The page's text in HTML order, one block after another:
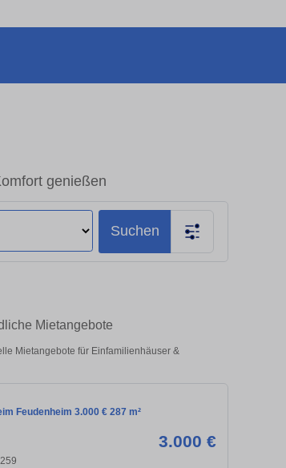
genießen
Suchen
Mietangebote
Mietangebote für Einfamilienhäuser &
Feudenheim 3.000 € 287 m²
3.000 €